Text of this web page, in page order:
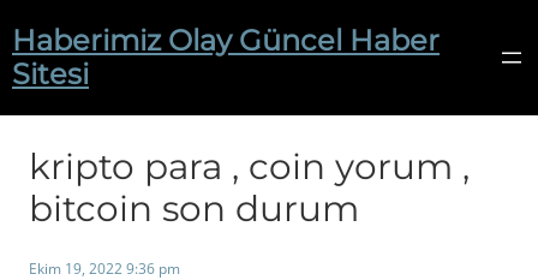
geçHaberimiz Olay Güncel Haber
Sitesi
kripto para , coin yorum ,
bitcoin son durum
Ekim 19, 2022 9:36 pm